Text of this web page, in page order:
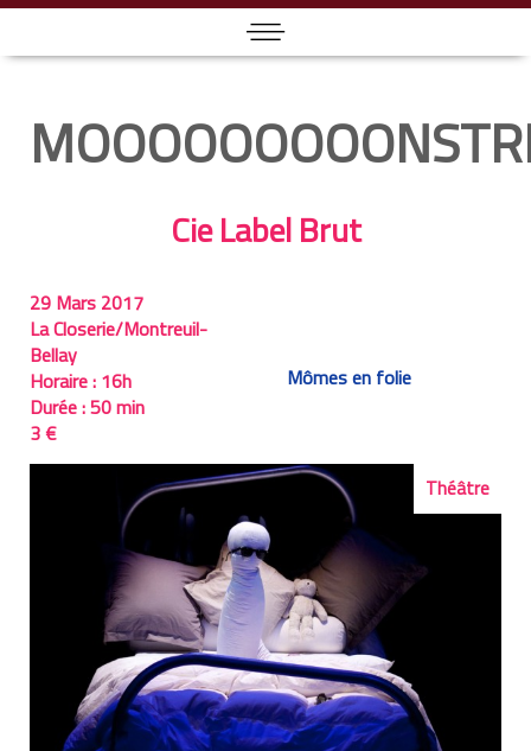
Cie Label Brut
29 Mars 2017
La Closerie/Montreuil-
Bellay
Horaire : 16h
Durée :50 min
3 €
Mômes en folie
Théâtre